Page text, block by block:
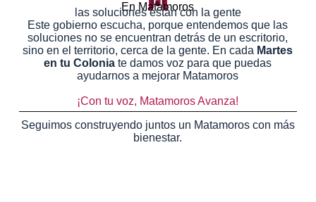
En Matamoros
las soluciones están con la gente
Este gobierno escucha, porque entendemos que las
soluciones no se encuentran detrás de un escritorio,
sino en el territorio, cerca de la gente. En cada Martes
en tu Colonia te damos voz para que puedas
ayudarnos a mejorar Matamoros
¡Con tu voz, Matamoros Avanza!
Seguimos construyendo juntos un Matamoros con más
bienestar.